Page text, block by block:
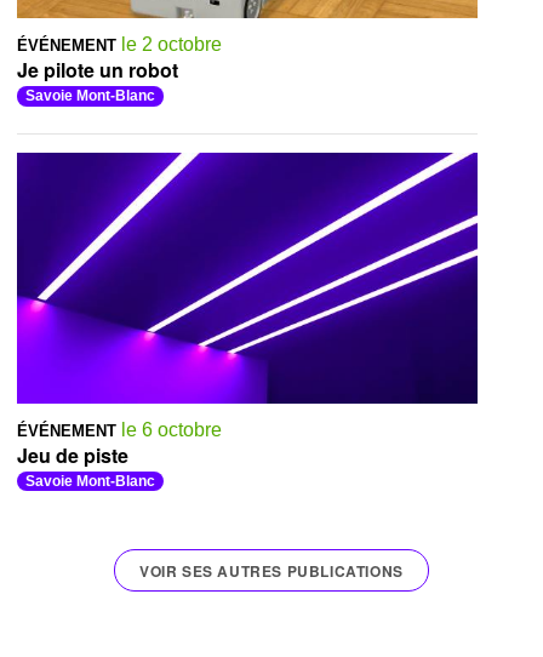
ÉVÉNEMENT le 2 octobre
Je pilote un robot
Savoie Mont-Blanc
ÉVÉNEMENT le 6 octobre
Jeu de piste
Savoie Mont-Blanc
VOIR SES AUTRES PUBLICATIONS